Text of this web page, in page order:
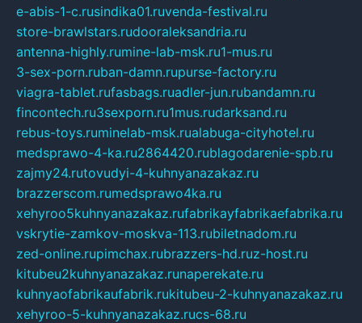
e-abis-1-c.rusindika01.ruvenda-festival.ru
store-brawlstars.rudooraleksandria.ru
antenna-highly.rumine-lab-msk.ru1-mus.ru
3-sex-porn.ruban-damn.rupurse-factory.ru
viagra-tablet.rufasbags.ruadler-jun.rubandamn.ru
fincontech.ru3sexporn.ru1mus.rudarksand.ru
rebus-toys.ruminelab-msk.rualabuga-cityhotel.ru
medsprawo-4-ka.ru2864420.rublagodarenie-spb.ru
zajmy24.rutovudyi-4-kuhnyanazakaz.ru
brazzerscom.rumedsprawo4ka.ru
xehyroo5kuhnyanazakaz.rufabrikayfabrikaefabrika.ru
vskrytie-zamkov-moskva-113.rubiletnadom.ru
zed-online.rupimchax.rubrazzers-hd.ruz-host.ru
kitubeu2kuhnyanazakaz.runaperekate.ru
kuhnyaofabrikaufabrik.rukitubeu-2-kuhnyanazakaz.ru
xehyroo-5-kuhnyanazakaz.rucs-68.ru